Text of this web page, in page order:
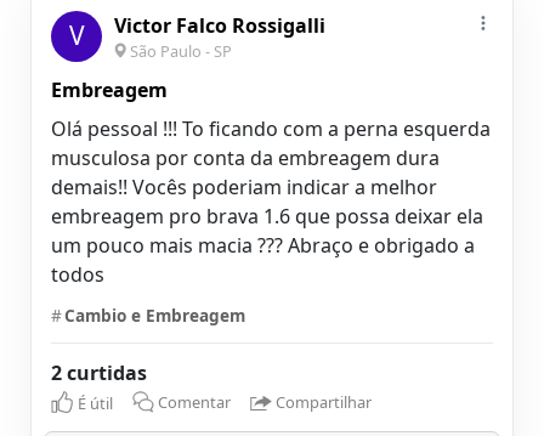
V Victor Falco Rossigalli
São Paulo - SP
Embreagem
Olá pessoal !!! To ficando com a perna esquerda
musculosa por conta da embreagem dura
demais!! Vocês poderiam indicar a melhor
embreagem pro brava 1.6 que possa deixar ela
um pouco mais macia ??? Abraço e obrigado a
todos
#Cambio e Embreagem
2 curtidas
É útil Comentar Compartilhar